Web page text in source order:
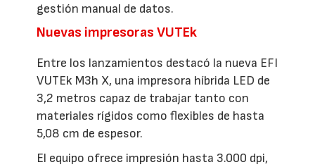
gestión manual de datos.
Nuevas impresoras VUTEk
Entre los lanzamientos destacó la nueva EFI
VUTEk M3h X, una impresora híbrida LED de
3,2 metros capaz de trabajar tanto con
materiales rígidos como flexibles de hasta
5,08 cm de espesor.
El equipo ofrece impresión hasta 3.000 dpi,